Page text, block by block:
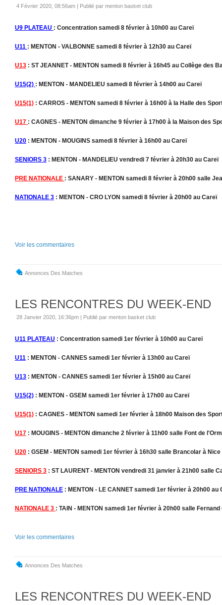
4 Février 2020, 08:56am | Publié par menton basket club
U9 PLATEAU : Concentration samedi 8 février à 10h00 au Careï
U11 : MENTON - VALBONNE samedi 8 février à 12h30 au Careï
U13 : ST JEANNET - MENTON samedi 8 février à 16h45 au Collège des
U15(2) : MENTON - MANDELIEU samedi 8 février à 14h00 au Careï
U15(1) : CARROS - MENTON samedi 8 février à 16h00 à la Halle des
U17 : CAGNES - MENTON dimanche 9 février à 17h00 à la Maison des
U20 : MENTON - MOUGINS samedi 8 février à 16h00 au Careï
SENIORS 3 : MENTON - MANDELIEU vendredi 7 février à 20h30 au Careï
PRE NATIONALE : SANARY - MENTON samedi 8 février à 20h00 salle
NATIONALE 3 : MENTON - CRO LYON samedi 8 février à 20h00 au Careï
Voir les commentaires
Annonces Des Matches
LES RENCONTRES DU WEEK-END
28 Janvier 2020, 16:36pm | Publié par menton basket club
U11 PLATEAU : Concentration samedi 1er février à 10h00 au Careï
U11 : MENTON - CANNES samedi 1er février à 13h00 au Careï
U13 : MENTON - CANNES samedi 1er février à 15h00 au Careï
U15(2) : MENTON - GSEM samedi 1er février à 17h00 au Careï
U15(1) : CAGNES - MENTON samedi 1er février à 18h00 Maison des
U17 : MOUGINS - MENTON dimanche 2 février à 11h00 salle Font de
U20 : GSEM - MENTON samedi 1er février à 16h30 salle Brancolar à Nice
SENIORS 3 : ST LAURENT - MENTON vendredi 31 janvier à 21h00 salle
PRE NATIONALE : MENTON - LE CANNET samedi 1er février à 20h00 au
NATIONALE 3 : TAIN - MENTON samedi 1er février à 20h00 salle Fernand
Voir les commentaires
Annonces Des Matches
LES RENCONTRES DU WEEK-END